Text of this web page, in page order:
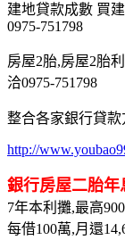
建地貸款成數 買
0975-751798
房屋2胎,房屋2胎
洽0975-751798
整合各家銀行貸款
http://
銀行房屋二胎年
7年本利攤,最高
每借100萬,月還